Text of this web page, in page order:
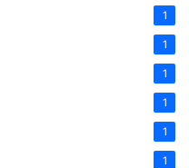
1
1
1
1
1
1